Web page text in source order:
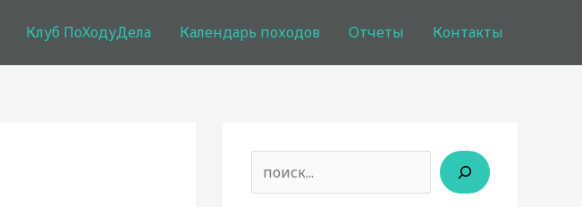
Клуб ПоХодуДела Календарь походов Отчеты Контакты